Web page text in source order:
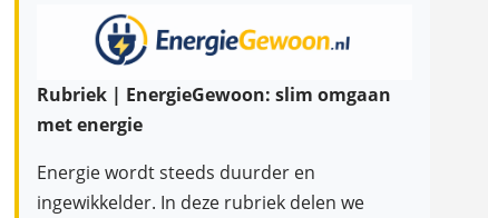
Rubriek | EnergieGewoon: slim omgaan
met energie
Energie wordt steeds duurder en
ingewikkelder. In deze rubriek delen we